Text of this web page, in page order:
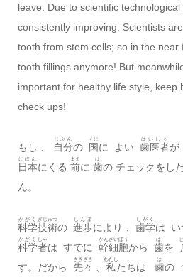
leave. Due to scientific
consistently improving. Scientists
tooth from stem cells; so in the near
tooth fillings anymore! But
important for healthy life style, keep
check ups!
もし 、 自分
じぶん
の 国
くに
に よい 歯医者
はいしゃ
が
日本
にほん
にくる 前
まえ
に 歯
は
の チェックをし
ん。
科学
かがく
技術
ぎじゅつ
の 進歩
しんぽ
により 、 歯学
しがく
は い
科学
かがく
者
しゃ
は すでに 幹
かん
細胞
さいぼう
から 歯
は
を
す。だから 先々
さきざき
私
わたし
たちは 歯
は
の